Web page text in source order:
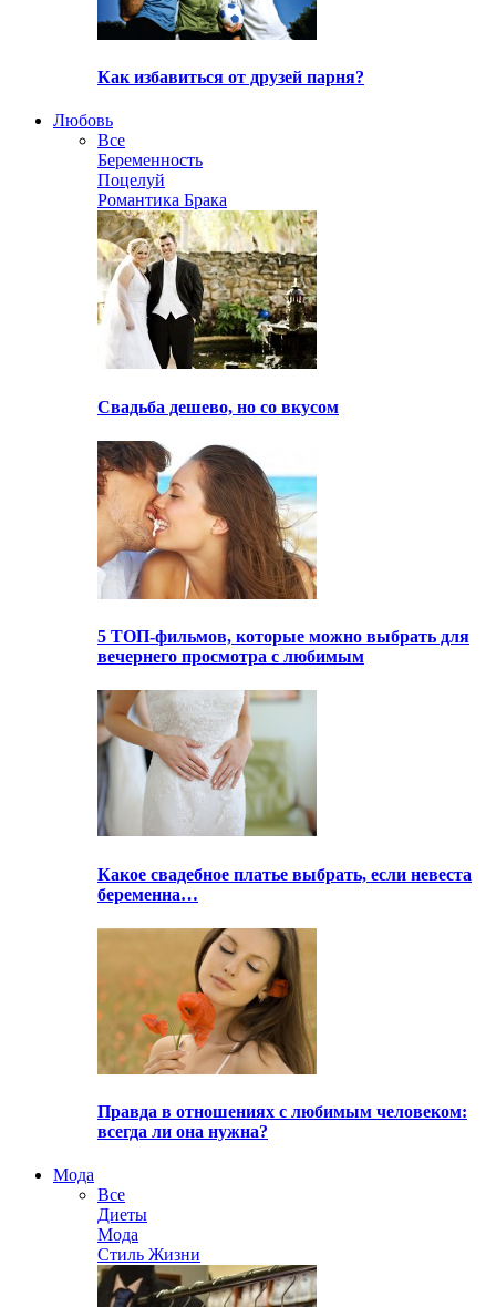
Как избавиться от друзей парня?
Любовь
Все
Беременность
Поцелуй
Романтика Брака
Свадьба дешево, но со вкусом
5 ТОП-фильмов, которые можно выбрать для
вечернего просмотра с любимым
Какое свадебное платье выбрать, если невеста
беременна…
Правда в отношениях с любимым человеком:
всегда ли она нужна?
Мода
Все
Диеты
Мода
Стиль Жизни